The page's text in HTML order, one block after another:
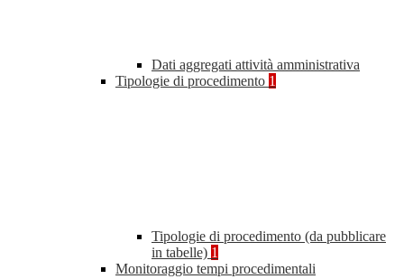
Dati aggregati attività amministrativa
Tipologie di procedimento 1
Tipologie di procedimento (da pubblicare
in tabelle) 1
Monitoraggio tempi procedimentali